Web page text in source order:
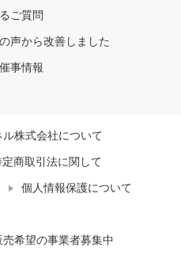
ご質問
声から改善しました
事情報
株式会社について
定商取引法に関して
個人情報保護について
希望の事業者募集中